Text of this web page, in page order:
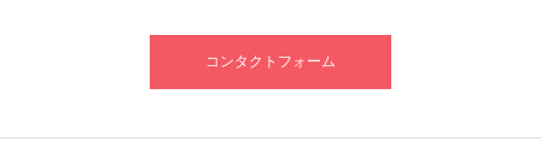
コンタクトフォーム